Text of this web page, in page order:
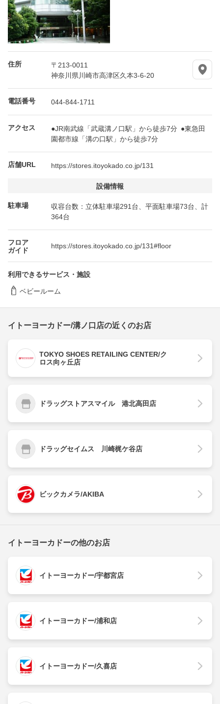
住所
〒213-0011
神奈川県川崎市高津区久本3-6-20
電話番号 044-844-1711
アクセス
●JR南武線「武蔵溝ノ口駅」から徒歩7分 ●東急田
園都市線「溝の口駅」から徒歩7分
店舗URL https://stores.itoyokado.co.jp/131
設備情報
駐車場
収容台数：立体駐車場291台、平面駐車場73台、計
364台
フロア
ガイド
https://stores.itoyokado.co.jp/131#floor
利用できるサービス・施設
ベビールーム
イトーヨーカドー/溝ノ口店の近くのお店
TOKYO SHOES RETAILING CENTER/ク
ロス向ヶ丘店
ドラッグストアスマイル 港北高田店
ドラッグセイムス 川崎梶ケ谷店
ビックカメラ/AKIBA
イトーヨーカドーの他のお店
イトーヨーカドー/宇都宮店
イトーヨーカドー/浦和店
イトーヨーカドー/久喜店